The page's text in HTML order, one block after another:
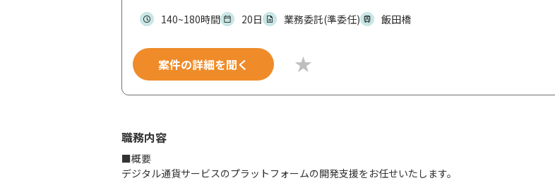
140~180時間
20日 業務委託(準委任) 飯田橋
案件の詳細を聞く
職務内容
■概要
デジタル通貨サービスのプラットフォームの開発支援をお任せいたします。